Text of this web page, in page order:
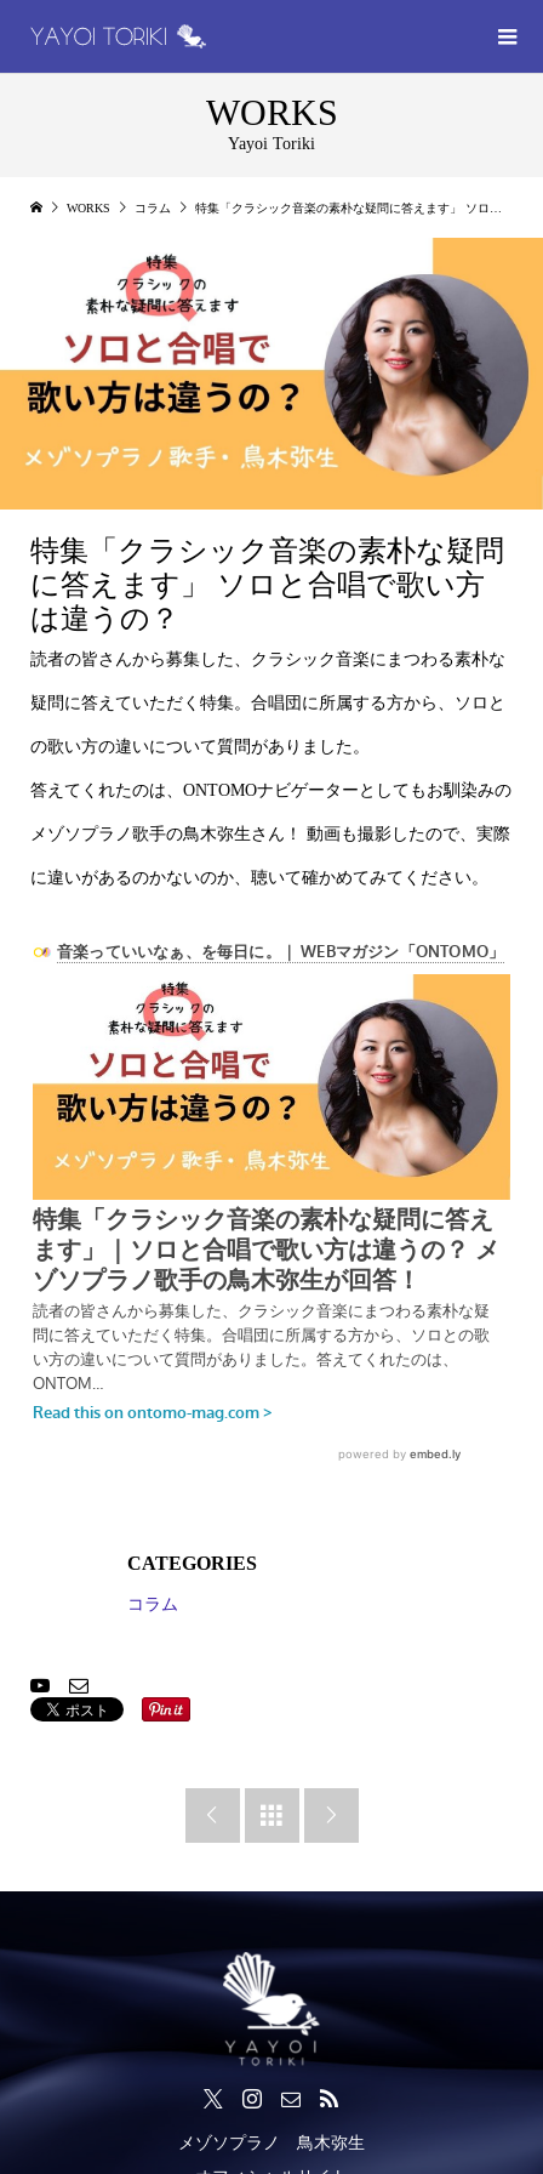
WORKS
Yayoi Toriki
WORKS コラム 特集「クラシック音楽の素朴な疑問に答えます」 ソロと合唱で歌い方は違うの？
特集「クラシック音楽の素朴な疑問
に答えます」 ソロと合唱で歌い方
は違うの？
読者の皆さんから募集した、クラシック音楽にまつわる素朴な
疑問に答えていただく特集。合唱団に所属する方から、ソロと
の歌い方の違いについて質問がありました。
答えてくれたのは、ONTOMOナビゲーターとしてもお馴染みの
メゾソプラノ歌手の鳥木弥生さん！ 動画も撮影したので、実際
に違いがあるのかないのか、聴いて確かめてみてください。
CATEGORIES
コラム
  
メゾソプラノ 鳥木弥生